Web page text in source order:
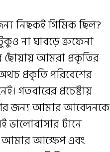
নিছকই গিমিক ছিল?
না ঘাবড়ে ত্রুফেনা
ছোঁয়ায় আমরা প্রকৃতির
প্রকৃতি পরিবেশের
গতবারের প্রচেষ্টায়
জন্য আমার আবেদনকে
ভালোবাসার টানে
আমার আক্ষেপ এবং